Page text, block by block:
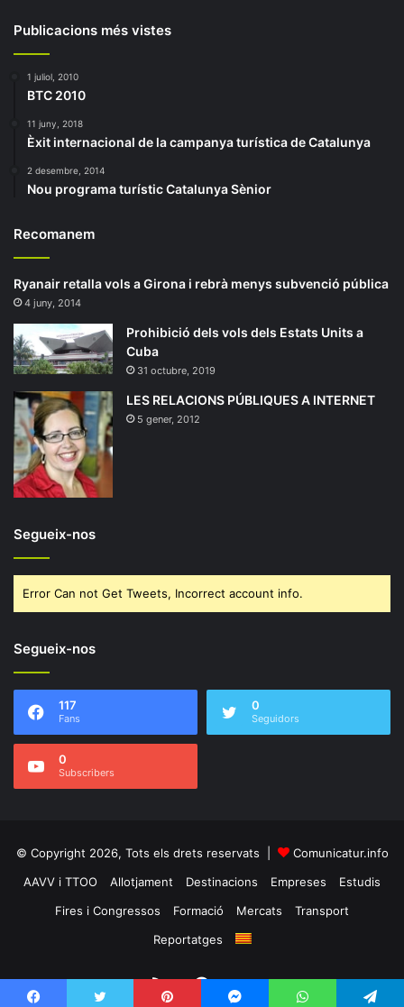
Publicacions més vistes
1 juliol, 2010
BTC 2010
11 juny, 2018
Èxit internacional de la campanya turística de Catalunya
2 desembre, 2014
Nou programa turístic Catalunya Sènior
Recomanem
Ryanair retalla vols a Girona i rebrà menys subvenció pública
4 juny, 2014
Prohibició dels vols dels Estats Units a
Cuba
31 octubre, 2019
LES RELACIONS PÚBLIQUES A INTERNET
5 gener, 2012
Segueix-nos
Error Can not Get Tweets, Incorrect account info.
Segueix-nos
117
Fans
0
Seguidors
0
Subscribers
© Copyright 2026, Tots els drets reservats |
Comunicatur.info
AAVV i TTOO
Allotjament Destinacions Empreses
Estudis
Fires i Congressos
Formació Mercats
Transport
Reportatges
RSS Facebook
Twitter